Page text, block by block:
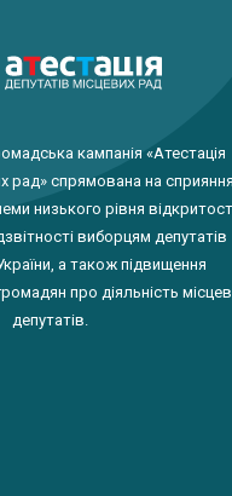
кампанія «Атестація
рад» спрямована на сприяння
низького рівня
виборцям депутатів
а також підвищення
про діяльність
депутатів.